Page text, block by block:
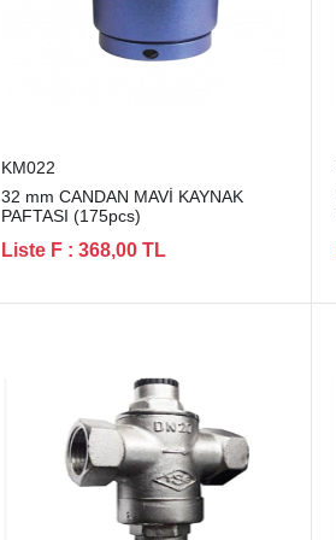
KM022
32 mm CANDAN MAVİ KAYNAK
PAFTASI (175pcs)
Liste F : 368,00 TL